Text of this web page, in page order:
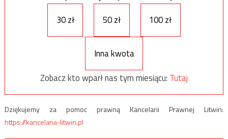
30 zł
50 zł 100 zł
Inna kwota
Zobacz kto wparł nas tym miesiącu: Tutaj
Dziękujemy za pomoc prawną Kancelarii Prawnej Litwin:
https://kancelaria-litwin.pl